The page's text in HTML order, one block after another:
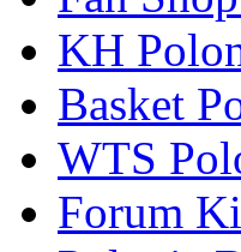
KH
Basket
WTS
Forum